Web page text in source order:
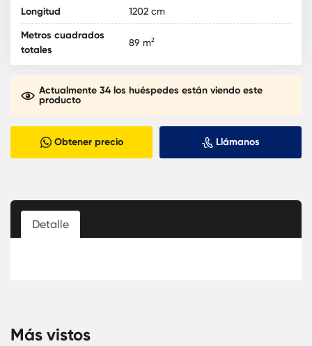
Longitud 1202 cm
Metros cuadrados
totales
89 m²
Actualmente 34 los huéspedes están viendo este
producto
Obtener precio Llámanos
Detalle
Más vistos